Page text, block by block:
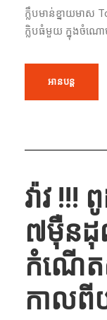
ក្លឹបមាន់ខ្នាយមាស​
ក្លិបធំមួយ ក្នុងចំណោ
អានបន្ត
វ៉ាវ
៧ម៉ឺនដុ
កំណើត
កាល